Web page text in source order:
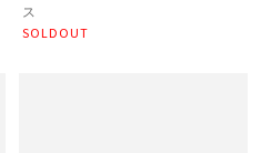
ス
SOLDOUT